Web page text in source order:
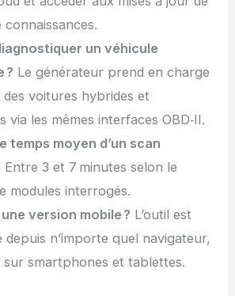
connaissances.
un véhicule
? Le générateur prend en charge
voitures hybrides et
via les mêmes interfaces OBD‑II.
temps moyen d’un scan
Entre 3 et 7 minutes selon le
modules interrogés.
une version mobile ? L’outil est
depuis n’importe quel navigateur,
smartphones et tablettes.